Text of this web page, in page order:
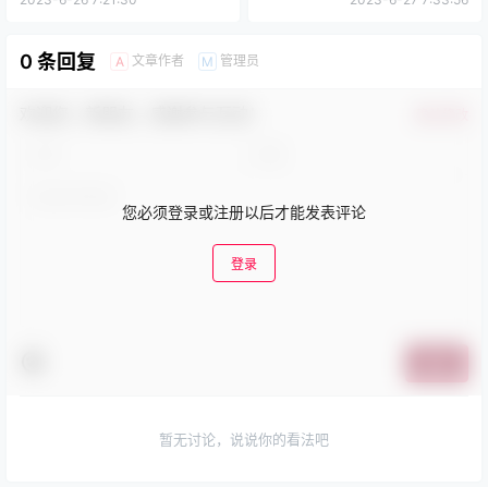
0 条回复 A 文章作者 M 管理员
您必须登录或注册以后才能发表评论
登录
暂无讨论，说说你的看法吧